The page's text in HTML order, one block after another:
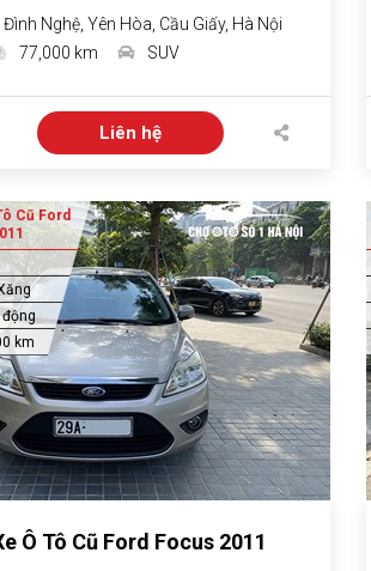
Nghệ, Yên Hòa, Cầu Giấy, Hà Nội
77,000 km SUV
Liên hệ
Cũ Ford
động
km
Ô Tô Cũ Ford Focus 2011